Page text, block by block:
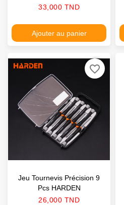
Prix
33,000 TND
Ajouter au panier
Jeu Tournevis Précision 9
Pcs HARDEN
Prix
26,000 TND
favorite_border